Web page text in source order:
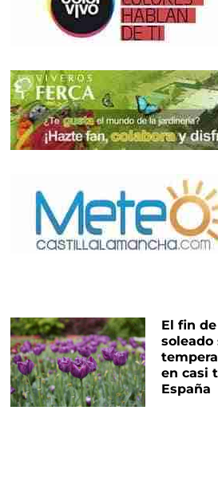
El fin
soleado
en casi
España